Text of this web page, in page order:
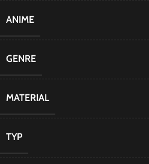
ANIME
GENRE
MATERIAL
TYP